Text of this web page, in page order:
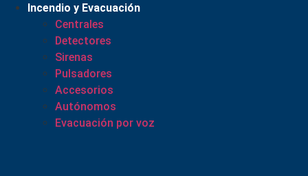
Incendio y Evacuación
Centrales
Detectores
Sirenas
Pulsadores
Accesorios
Autónomos
Evacuación por voz